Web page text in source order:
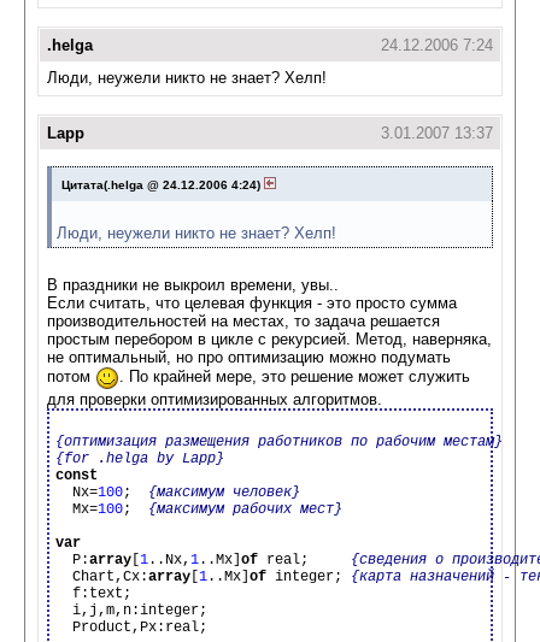
.helga
24.12.2006 7:24
Люди, неужели никто не знает? Хелп!
Lapp 3.01.2007 13:37
Цитата(.helga @ 24.12.2006 4:24)
Люди, неужели никто не знает? Хелп!
В праздники не выкроил времени, увы..
Если считать, что целевая функция - это просто сумма
производительностей на местах, то задача решается
простым перебором в цикле с рекурсией. Метод, наверняка,
не оптимальный, но про оптимизацию можно подумать
потом
. По крайней мере, это решение может служить
для проверки оптимизированных алгоритмов.
{оптимизация размещения работников по рабочим местам}
{for .helga by Lapp}
const
Nx=100; {максимум человек}
  Mx=
100; {максимум рабочих мест}
var
P:array 1..Nx, 1..Mx] of real; {сведения о
  Chart,Cx:
array 1..Mx] of integer; {карта назначений -
  f:text;
  i,j,m,n:integer;
  Product,Px:real;